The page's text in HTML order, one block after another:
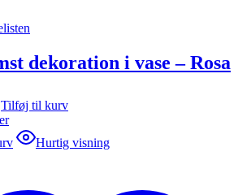
dekoration i vase – Rosa
Tilføj til kurv
Hurtig visning